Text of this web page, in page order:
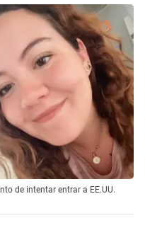
de intentar entrar a EE.UU.